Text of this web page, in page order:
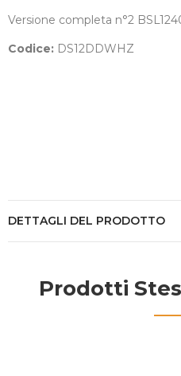
Versione completa n°2
Codice: DS12DDWHZ
DETTAGLI DEL PRODOTTO
Prodotti